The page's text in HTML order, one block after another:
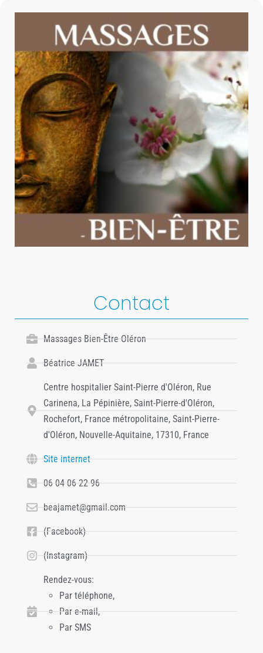
Contact
Massages Bien-Être Oléron
Béatrice JAMET
Centre hospitalier Saint-Pierre d'Oléron, Rue
Carinena, La Pépinière, Saint-Pierre-d'Oléron,
Rochefort, France métropolitaine, Saint-Pierre-
d'Oléron, Nouvelle-Aquitaine, 17310, France
Site internet
06 04 06 22 96
beajamet@gmail.com
(Facebook)
(Instagram)
Rendez-vous:
Par téléphone,
Par e-mail,
Par SMS